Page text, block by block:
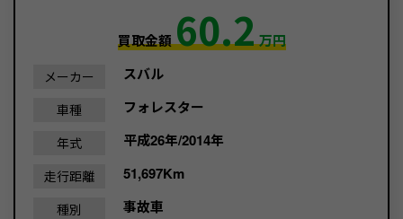
買取金額60.2万円
メーカー スバル
車種 フォレスター
年式 平成26年/2014年
走行距離 51,697Km
種別 事故車